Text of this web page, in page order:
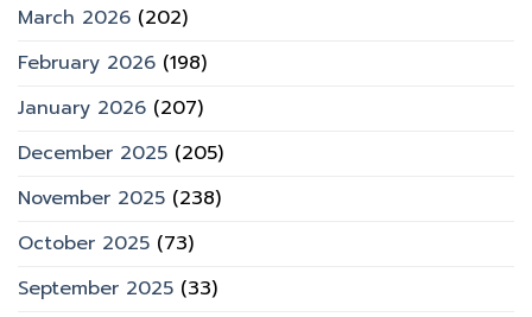
March 2026 (202)
February 2026 (198)
January 2026 (207)
December 2025 (205)
November 2025 (238)
October 2025 (73)
September 2025 (33)